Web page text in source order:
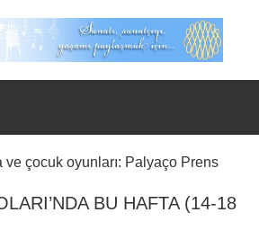
ve çocuk oyunları: Palyaço Prens
BU HAFTA (14-18